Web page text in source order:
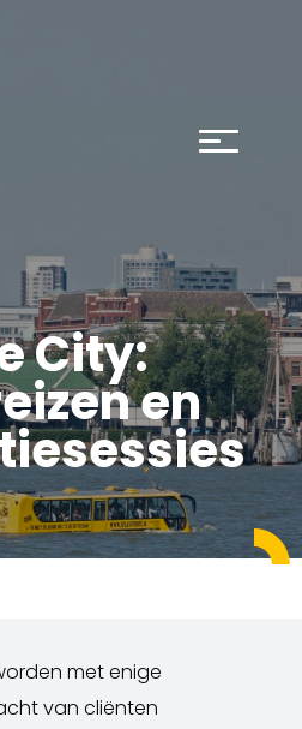
City:
en
met enige
van cliënten